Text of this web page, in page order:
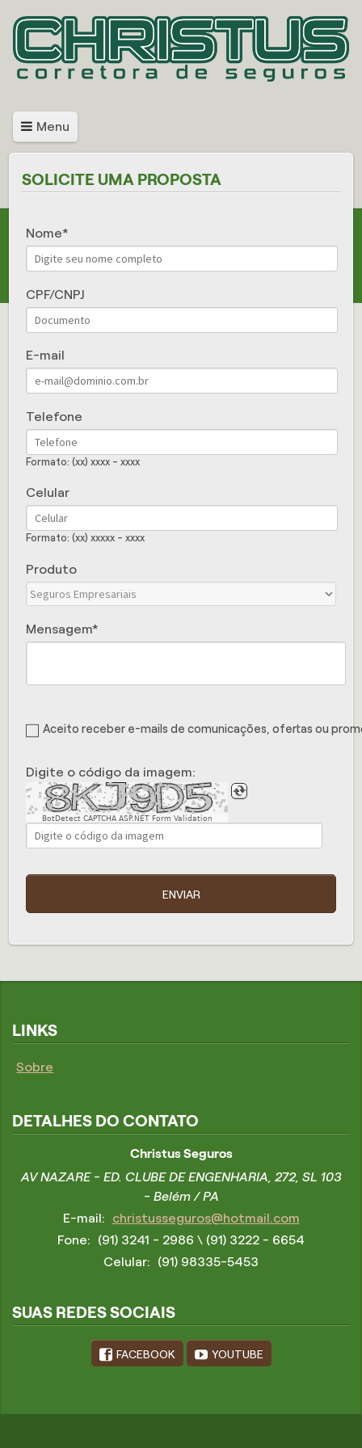
Menu
SOLICITE UMA PROPOSTA
Nome
CPF/CNPJ
E-mail
Telefone
Formato: (xx) xxxx - xxxx
Celular
Formato: (xx) xxxxx - xxxx
Produto
Mensagem
Aceito receber e-mails de comunicações, ofertas ou
Digite o código da imagem:
BotDetect CAPTCHA ASP.NET Form Validation
ENVIAR
LINKS
Sobre
DETALHES DO CONTATO
Christus Seguros
AV NAZARE - ED. CLUBE DE ENGENHARIA, 272, SL 103
- Belém / PA
E-mail:
christusseguros@hotmail.com
Fone:
(91) 3241 - 2986 \ (91) 3222 - 6654
Celular:
(91) 98335-5453
SUAS REDES SOCIAIS
FACEBOOK YOUTUBE